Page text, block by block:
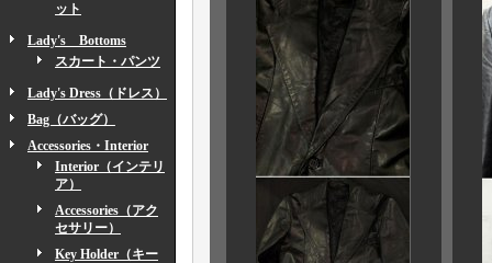
ット
Lady's Bottoms
スカート・パンツ
Lady's Dress（ドレス）
Bag（バッグ）
Accessories・Interior
Interior（インテリ
ア）
Accessories（アク
セサリー）
Key Holder（キー